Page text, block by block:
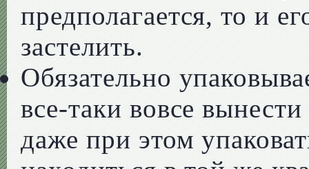
предполагается, то и
застелить.
Обязательно
все-таки вовсе
даже при этом